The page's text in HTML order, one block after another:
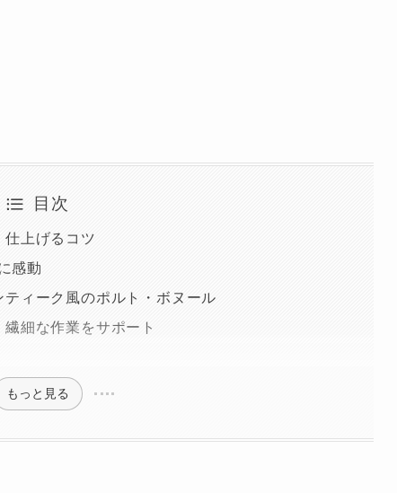
目次
上げるコツ
感動
ィーク風のポルト・ボヌール
細な作業をサポート
もっと見る